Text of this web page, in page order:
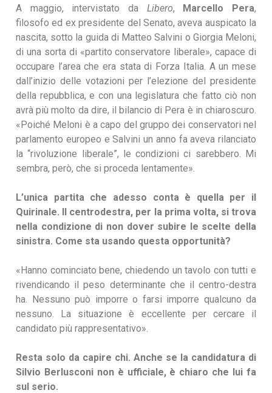
A maggio, intervistato da Libero, Marcello Pera,
filosofo ed ex presidente del Senato, aveva auspicato la
nascita, sotto la guida di Matteo Salvini o Giorgia Meloni,
di una sorta di «partito conservatore liberale», capace di
occupare l’area che era stata di Forza Italia. A un mese
dall’inizio delle votazioni per l’elezione del presidente
della repubblica, e con una legislatura che fatto ciò non
avrà più molto da dire, il bilancio di Pera è in chiaroscuro.
«Poiché Meloni è a capo del gruppo dei conservatori nel
parlamento europeo e Salvini un anno fa aveva rilanciato
la “rivoluzione liberale”, le condizioni ci sarebbero. Mi
sembra, però, che si proceda lentamente».
L’unica partita che adesso conta è quella per il
Quirinale. Il centrodestra, per la prima volta, si trova
nella condizione di non dover subire le scelte della
sinistra. Come sta usando questa opportunità?
«Hanno cominciato bene, chiedendo un tavolo con tutti e
rivendicando il peso determinante che il centro-destra
ha. Nessuno può imporre o farsi imporre qualcuno da
nessuno. La situazione è eccellente per cercare il
candidato più rappresentativo».
Resta solo da capire chi. Anche se la candidatura di
Silvio Berlusconi non è ufficiale, è chiaro che lui fa
sul serio.